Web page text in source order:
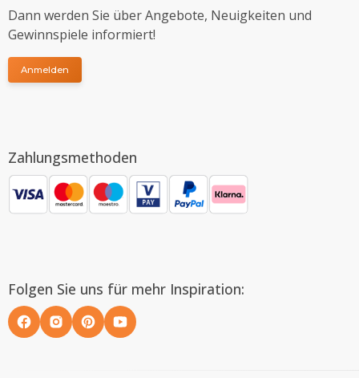
Dann werden Sie über Angebote, Neuigkeiten und
Gewinnspiele informiert!
Anmelden
Zahlungsmethoden
Folgen Sie uns für mehr Inspiration: